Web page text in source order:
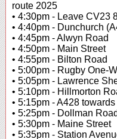
route 2025
• 4:30pm - Leave CV23
• 4:40pm - Dunchurch
• 4:45pm - Alwyn Road
• 4:50pm - Main Street
• 4:55pm - Bilton Road
• 5:00pm - Rugby One-
• 5:05pm - Lawrence
• 5:10pm - Hillmorton
• 5:15pm - A428
• 5:25pm - Dollman Road
• 5:30pm - Maine Street
• 5:35pm - Station